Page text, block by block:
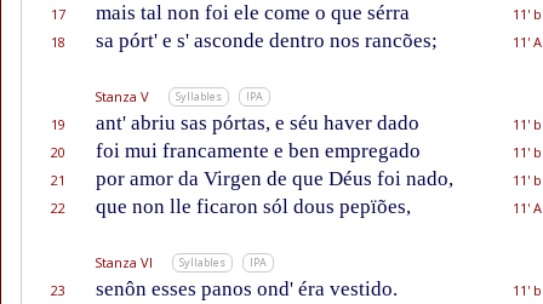
17
mais tal non foi ele come o que sérra
11' b
18
sa pórt' e s' asconde dentro nos rancões; 11' A
Stanza V Syllables IPA
19 ant' abriu sas pórtas, e séu haver dado
11' b
20
foi mui francamente e ben empregado
11' b
21
por amor da Virgen de que Déus foi nado,
11' b
22
que non lle ficaron sól dous pepïões, 11' A
Stanza VI Syllables IPA
23 senôn esses panos ond' éra vestido.
11' b